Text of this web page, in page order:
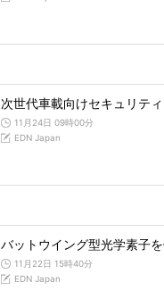
次世代車載向けセキュリテ
11月24日 09時00分
EDN Japan
バットウイング型光学素子
11月22日 15時40分
EDN Japan